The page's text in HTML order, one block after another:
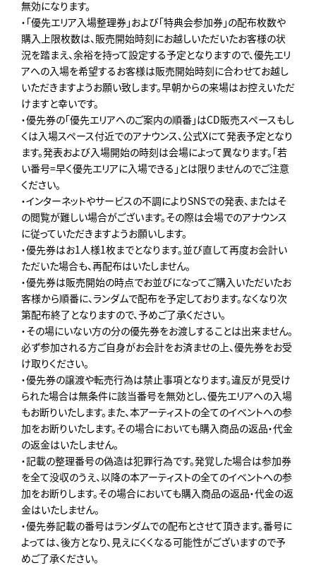
無効になります。
・「優先エリア入場整理券」および「特典会参加券」の配布枚数や
購入上限枚数は、販売開始時刻にお越しいただいたお客様の状
況を踏まえ、余裕を持って設定する予定となりますので、優先エリ
アへの入場を希望するお客様は販売開始時刻に合わせてお越し
いただきますようお願い致します。早朝からの来場はお控えいただ
けますと幸いです。
・優先券の「優先エリアへのご案内の順番」はCD販売スペースもし
くは入場スペース付近でのアナウンス、公式Xにて発表予定となり
ます。発表および入場開始の時刻は会場によって異なります。「若
い番号=早く優先エリアに入場できる」とは限りませんのでご注意
ください。
・インターネットやサービスの不調によりSNSでの発表、またはそ
の閲覧が難しい場合がございます。その際は会場でのアナウンス
に従っていただきますようお願いします。
・優先券はお1人様1枚までとなります。並び直して再度お会計い
ただいた場合も、再配布はいたしません。
・優先券は販売開始の時点でお並びになってご購入いただいたお
客様から順番に、ランダムで配布を予定しております。なくなり次
第配布終了となりますので、予めご了承ください。
・その場にいない方の分の優先券をお渡しすることは出来ません。
必ず参加される方ご自身がお会計をお済ませの上、優先券をお受
け取りください。
・優先券の譲渡や転売行為は禁止事項となります。違反が見受け
られた場合は無条件に該当番号を無効とし、優先エリアへの入場
もお断りいたします。また、本アーティストの全てのイベントへの参
加をお断りいたします。その場合においても購入商品の返品・代金
の返金はいたしません。
・記載の整理番号の偽造は犯罪行為です。発覚した場合は参加券
を全て没収のうえ、以降の本アーティストの全てのイベントへの参
加をお断りします。その場合においても購入商品の返品・代金の返
金はいたしません。
・優先券記載の番号はランダムでの配布とさせて頂きます。番号に
よっては、後方となり、見えにくくなる可能性がございますので予
めご了承ください。